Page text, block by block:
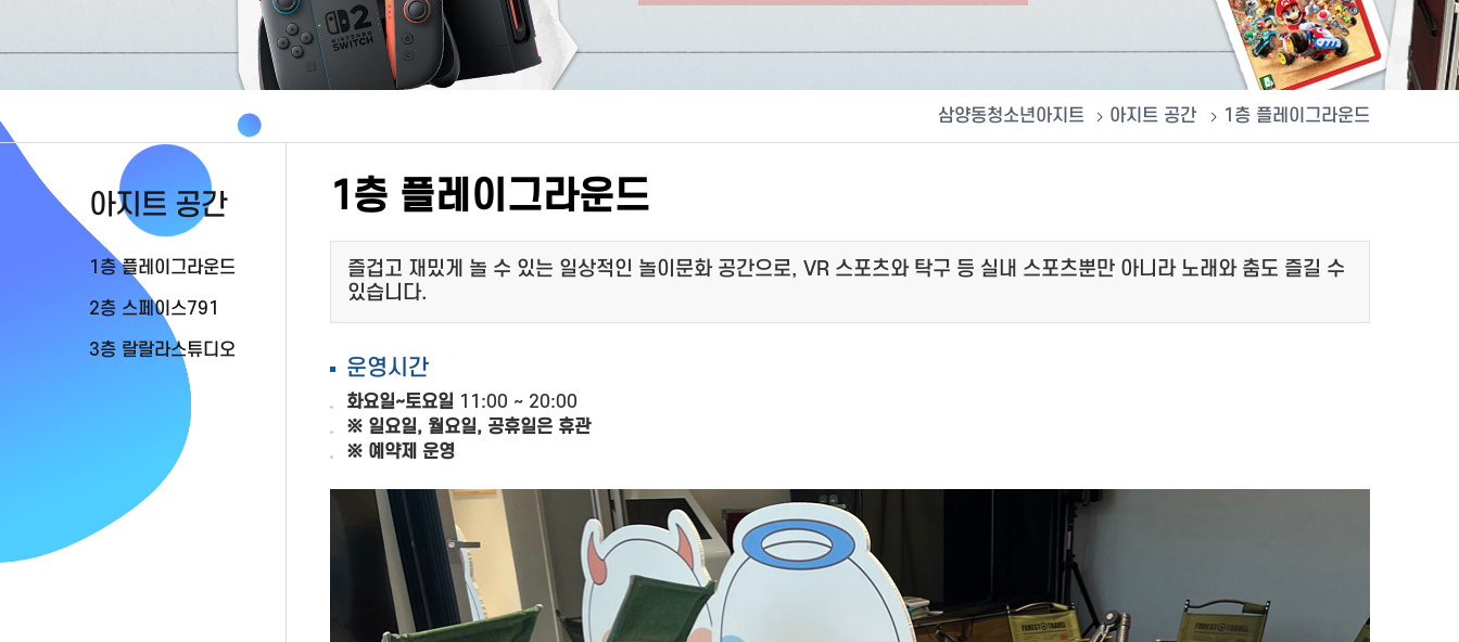
삼양동청소년아지트 아지트 공간 1층 플레이그라운드
아지트 공간
1층 플레이그라운드
2층 스페이스791
3층 랄랄라스튜디오
1층 플레이그라운드
즐겁고 재밌게 놀 수 있는 일상적인 놀이문화 공간으로, VR 스포츠와 탁구 등 실내 스포츠뿐만 아니라 노래와 춤도 즐길 수
있습니다.
운영시간
화요일~토요일 11:00 ~ 20:00
※ 일요일, 월요일, 공휴일은 휴관
※ 예약제 운영